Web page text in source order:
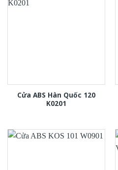
Cửa ABS Hàn Quốc 120
K0201